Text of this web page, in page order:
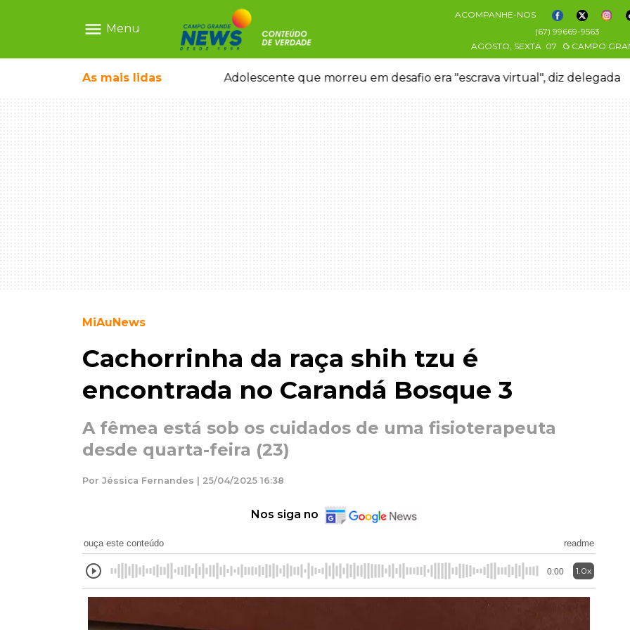
menu Menu
ACOMPANHE-NOS
(67) 99669-9563
AGOSTO, SEXTA 07 CAMPO
As mais lidas
Adolescente que morreu em desafio era "escrava virtual", diz delegada Morre aos 58 anos Luis
MiAuNews
Cachorrinha da raça shih tzu é
encontrada no Carandá Bosque 3
A fêmea está sob os cuidados de uma fisioterapeuta
desde quarta-feira (23)
Por Jéssica Fernandes | 25/04/2025 16:38
Nos siga no
ouça este conteúdo readme
0:00 1.0x